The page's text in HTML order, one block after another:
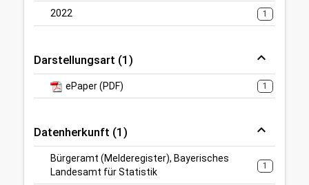
2022 1
Darstellungsart (1)
ePaper (PDF) 1
Datenherkunft (1)
Bürgeramt (Melderegister), Bayerisches
Landesamt für Statistik
1